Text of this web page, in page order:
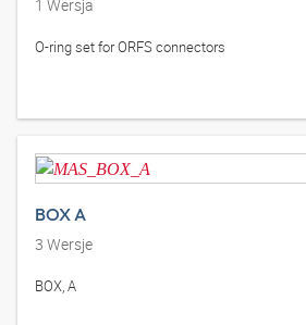
1 Wersja
O-ring set for ORFS connectors
BOX A
3 Wersje
BOX, A